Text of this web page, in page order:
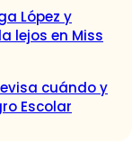
López y
lejos en Miss
cuándo y
Escolar